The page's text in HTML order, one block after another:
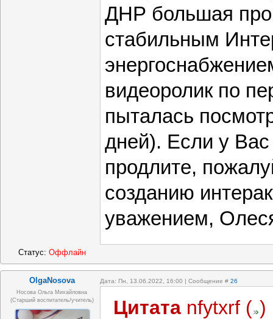
ДНР большая
стабильным
видеоролик по
пыталась
дней). Если у
продлите,
созданию
уважением,
Статус: Оффлайн
OlgaNosova Дата: Пн, 13.06.2022, 16:00 | Сообщение # 26
Носова Ольга Михайловна
(старший воспитатель/учитель)
Цитата nfytxrf ( )